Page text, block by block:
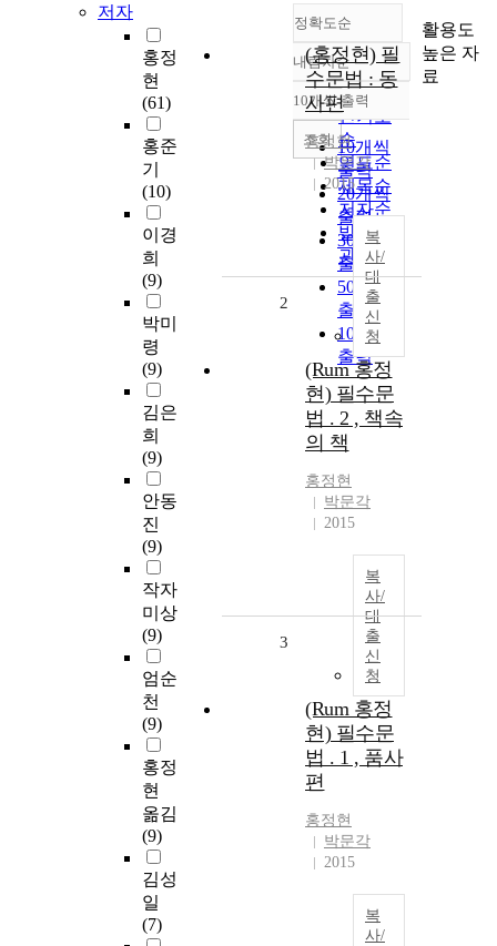
저자
홍정
현
(61)
홍준
기
(10)
이경
희
(9)
박미
령
(9)
김은
희
(9)
안동
진
(9)
작자
미상
(9)
엄순
천
(9)
홍정
현
옮김
(9)
김성
일
(7)
정확도순
정확도
순
인기도
순
연도순
제목순
저자순
발행기
관순
내림차순
내림차순
10개씩 출력
10개씩
출력
20개씩
출력
30개씩
출력
50개씩
출력
100개씩
출력
조회
(홍정현) 필
수문법 : 동
사편
홍정현
박문각
2015
복
사/
대
출
신
청
2
(Rum 홍정
현) 필수문
법 . 2 , 책속
의 책
홍정현
박문각
2015
복
사/
대
출
신
청
3
(Rum 홍정
현) 필수문
법 . 1 , 품사
편
홍정현
박문각
2015
복
사/
활용도
높은 자
료